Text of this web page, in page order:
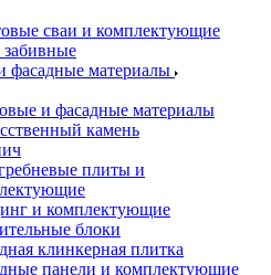
сваи и комплектующие
фасадные материалы
и фасадные материалы
камень
плиты и
и комплектующие
блоки
клинкерная плитка
панели и комплектующие